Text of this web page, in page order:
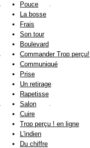
Pouce
La bosse
Frais
Son tour
Boulevard
Commander Trop perçu!
Communiqué
Prise
Un retirage
Rapetisse
Salon
Cuire
Trop perçu ! en ligne
L'indien
Du chiffre